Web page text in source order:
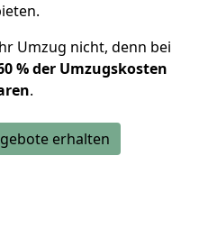
Umzug nicht, denn bei
% der Umzugskosten
.
erhalten